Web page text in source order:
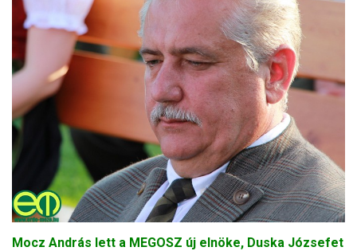
Mocz András lett a MEGOSZ új elnöke, Duska Józsefet